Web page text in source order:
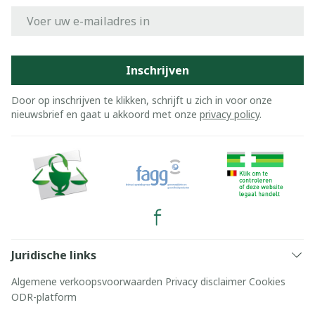
Inschrijven
Door op inschrijven te klikken, schrijft u zich in voor onze
nieuwsbrief en gaat u akkoord met onze privacy policy.
Juridische links
Algemene verkoopsvoorwaarden Privacy disclaimer Cookies
ODR-platform